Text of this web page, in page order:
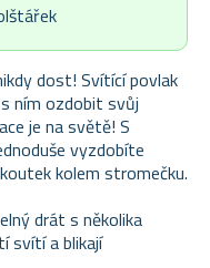
dost! Svítící povlak
ním ozdobit svůj
je na světě! S
vyzdobíte
kolem stromečku.
drát s několika
svítí a blikají